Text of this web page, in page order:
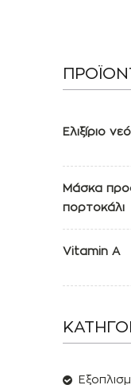
Ελιξίριο
Μάσκα
πορτοκάλι
Vitamin A